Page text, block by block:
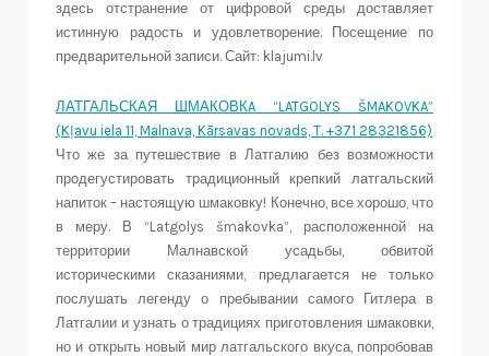
здесь отстранение от цифровой среды доставляет
истинную радость и удовлетворение. Посещение по
предварительной записи. Сайт: klajumi.lv
ЛАТГАЛЬСКАЯ ШМАКОВКA “LATGOLYS ŠMAKOVKA”
(Kļavu iela 11, Malnava, Kārsavas novads, T. +371 28321856)
Что же за путешествие в Латгалию без возможности
продегустировать традиционный крепкий латгальский
напиток – настоящую шмаковку! Конечно, все хорошо, что
в меру. В “Latgolys šmakovka”, расположенной на
территории Малнавской усадьбы, обвитой
историческими сказаниями, предлагается не только
послушать легенду о пребывании самого Гитлера в
Латгалии и узнать о традициях приготовления шмаковки,
но и открыть новый мир латгальского вкуса, попробовав